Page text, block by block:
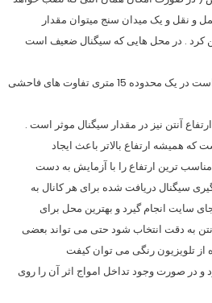
و نقل و یک میدان سنج میتوان مقدار
کرد . در محل هایی که سیگنال ضعیف است
آنتن بسیار حساس است . ممکن است در یک محدوده 15 متری تفاوت های فاحشی
آنتن نیز در مقدار سیگنال موثر است .
همیشه ارتفاع بالاتر باعث ایجاد
ترین ارتفاع را با آزمایش به دست
سیگنال دریافت شده برای هر کانال به
سایت انجام گیرد و بهترین محل برای
به دقت انتخاب شود حتی می تواند بعضی
از تلویزیون رنگی می توان کیفت
در صورت وجود تداخل امواج اثر آن را روی